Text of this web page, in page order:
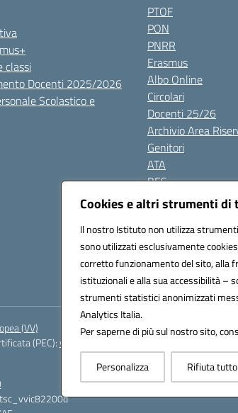
Cookies e altri strumenti di
Il nostro Istituto non utilizza
sono utilizzati esclusivamente
corretto funzionamento del sito, alla
istituzionali e alla sua accessibilità –
strumenti statistici anonimizzati
Analytics Italia.
Per saperne di più sul nostro sito,
Personalizza Rifiuta tutto
classi
Docenti 2025/2026
Scolastico e
PTOF
PON
PNRR
Erasmus
Albo Online
Circolari
Docenti 25/26
Archivio Area
Genitori
ATA
BES
Modulistica
Gallery
(VV)
(PEC):vvic82200d@pec.istruzione.it